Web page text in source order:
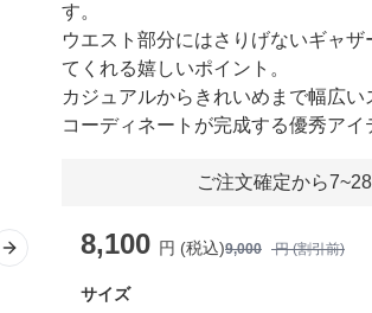
Next slide
す。
ウエスト部分にはさりげないギャ
てくれる嬉しいポイント。
カジュアルからきれいめまで幅広
コーディネートが完成する優秀アイ
ご注文確定から
8,100 円 (税込)9,000 円 (割引前)
サイズ